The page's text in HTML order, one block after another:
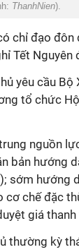
ThanhNien).
chỉ đạo
Tết Nguyên
yêu cầu
tổ chức
nguồn
bản hướng
sớm hướng
chế đặc
giá
thường kỳ